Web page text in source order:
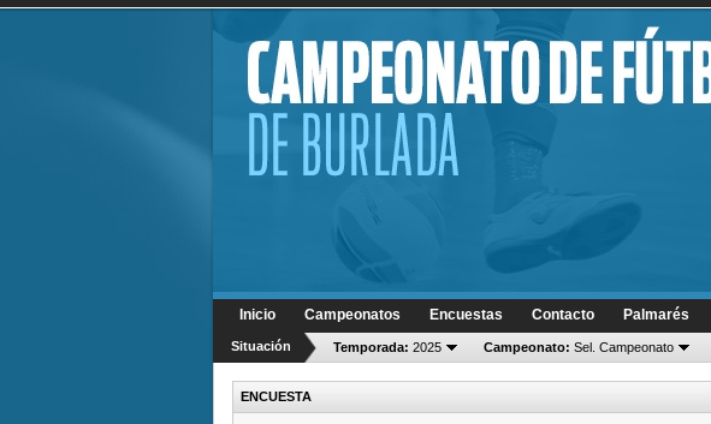
Inicio Campeonatos Encuestas Contacto Palmarés
Situación Temporada: 2025 Campeonato: Sel. Campeonato
ENCUESTA